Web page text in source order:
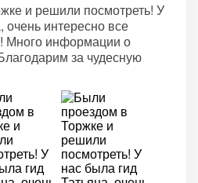
и решили посмотреть! У
очень интересно все
Много информации о
за чудесную